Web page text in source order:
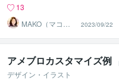
13
MAKO（マコ）
占い♡心寄り添
うヒーラー
2023/09/22
アメブロカスタマイズ例
デザイン・イラスト